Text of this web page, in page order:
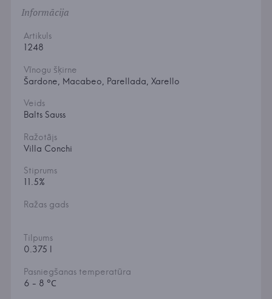
Informācija
Artikuls
1248
Vīnogu šķirne
Šardone, Macabeo, Parellada, Xarello
Veids
Balts Sauss
Ražotājs
Villa Conchi
Stiprums
11.5%
Ražas gads
Tilpums
0.375 l
Pasniegšanas temperatūra
6 - 8 °С